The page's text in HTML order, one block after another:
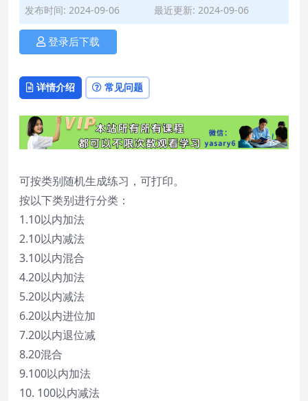
发布时间: 2024-09-06
最近更新: 2024-09-06
登录后下载
详情介绍 常见问题
可按类别随机生成练习，可打印。
按以下类别进行分类：
1.10以内加法
2.10以内减法
3.10以内混合
4.20以内加法
5.20以内减法
6.20以内进位加
7.20以内退位减
8.20混合
9.100以内加法
10. 100以内减法